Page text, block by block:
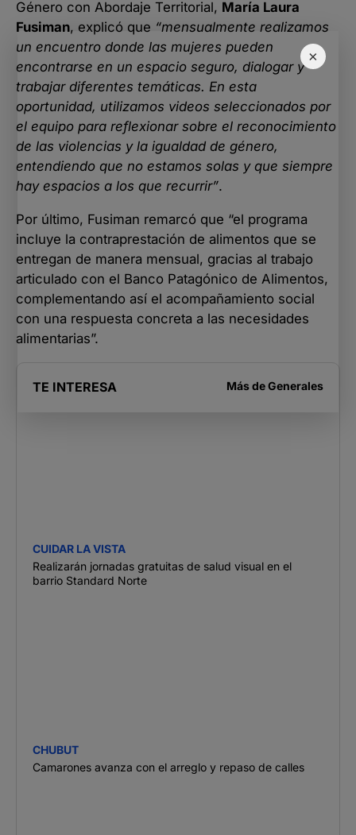
×
Género con Abordaje Territorial, María Laura
Fusiman, explicó que “mensualmente realizamos
un encuentro donde las mujeres pueden
encontrarse en un espacio seguro, dialogar y
trabajar diferentes temáticas. En esta
oportunidad, utilizamos videos seleccionados por
el equipo para reflexionar sobre el reconocimiento
de las violencias y la igualdad de género,
entendiendo que no estamos solas y que siempre
hay espacios a los que recurrir”.
Por último, Fusiman remarcó que “el programa
incluye la contraprestación de alimentos que se
entregan de manera mensual, gracias al trabajo
articulado con el Banco Patagónico de Alimentos,
complementando así el acompañamiento social
con una respuesta concreta a las necesidades
alimentarias”.
TE INTERESA Más deGenerales
CUIDAR LA VISTA
Realizarán jornadas gratuitas de salud visual en el
barrio Standard Norte
CHUBUT
Camarones avanza con el arreglo y repaso de calles